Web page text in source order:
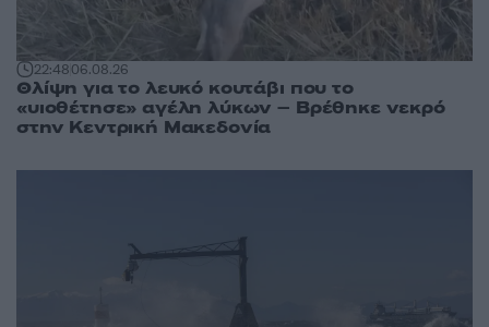
22:4806.08.26
Θλίψη για το λευκό κουτάβι που το
«υιοθέτησε» αγέλη λύκων – Βρέθηκε νεκρό
στην Κεντρική Μακεδονία